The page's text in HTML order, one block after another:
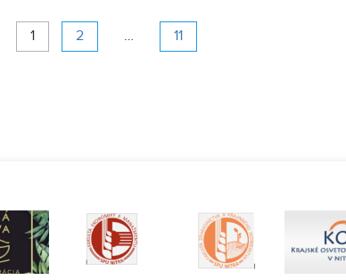
1 2 … 11